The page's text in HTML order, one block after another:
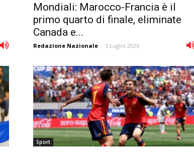
Mondiali: Marocco-Francia è il
primo quarto di finale, eliminate
Canada e...
Redazione Nazionale - 5 Luglio 2026
Sport